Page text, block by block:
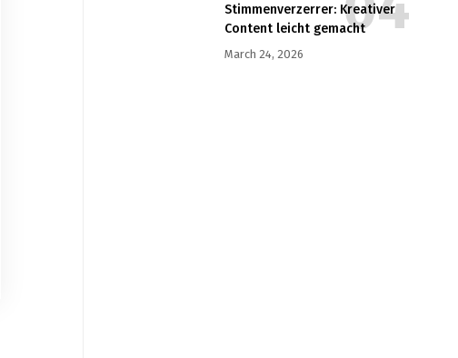
Stimmenverzerrer: Kreativer
Content leicht gemacht
March 24, 2026